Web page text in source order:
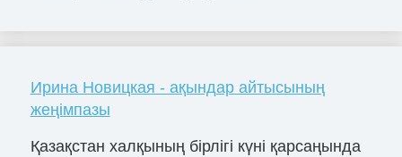
Ирина Новицкая - ақындар айтысының
жеңімпазы
Қазақстан халқының бірлігі күні қарсаңында